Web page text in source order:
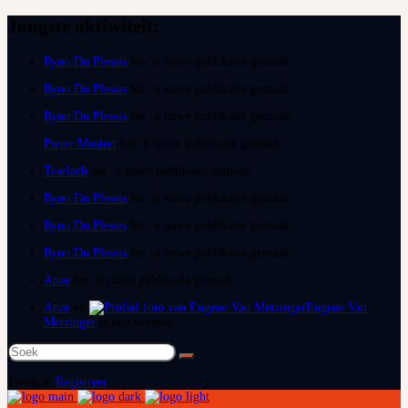
Ryno Du Plessis
Ryno Du Plessis
Ryno Du Plessis
Pieter Mostert
Tearlach
Ryno Du Plessis
Ryno Du Plessis
Ryno Du Plessis
Anze
Anze
Eugene Van
Metzinger
Soek
na:
Registreer